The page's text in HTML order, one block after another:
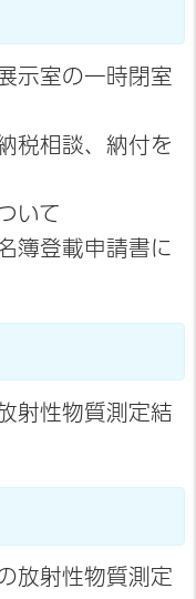
示室の一時閉室
税相談、納付を
いて
簿登載申請書に
射性物質測定結
放射性物質測定